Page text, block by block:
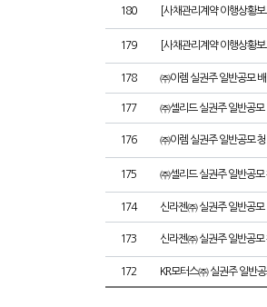
180 [사채관리계약 이행상황
179 [사채관리계약 이행상황
178 ㈜이렘 실권주 일반공모
177 ㈜셀리드 실권주 일반공모
176 ㈜이렘 실권주 일반공모
175 ㈜셀리드 실권주 일반공모
174 신라젠㈜ 실권주 일반공모
173 신라젠㈜ 실권주 일반공모
172 KR모터스㈜ 실권주 일반